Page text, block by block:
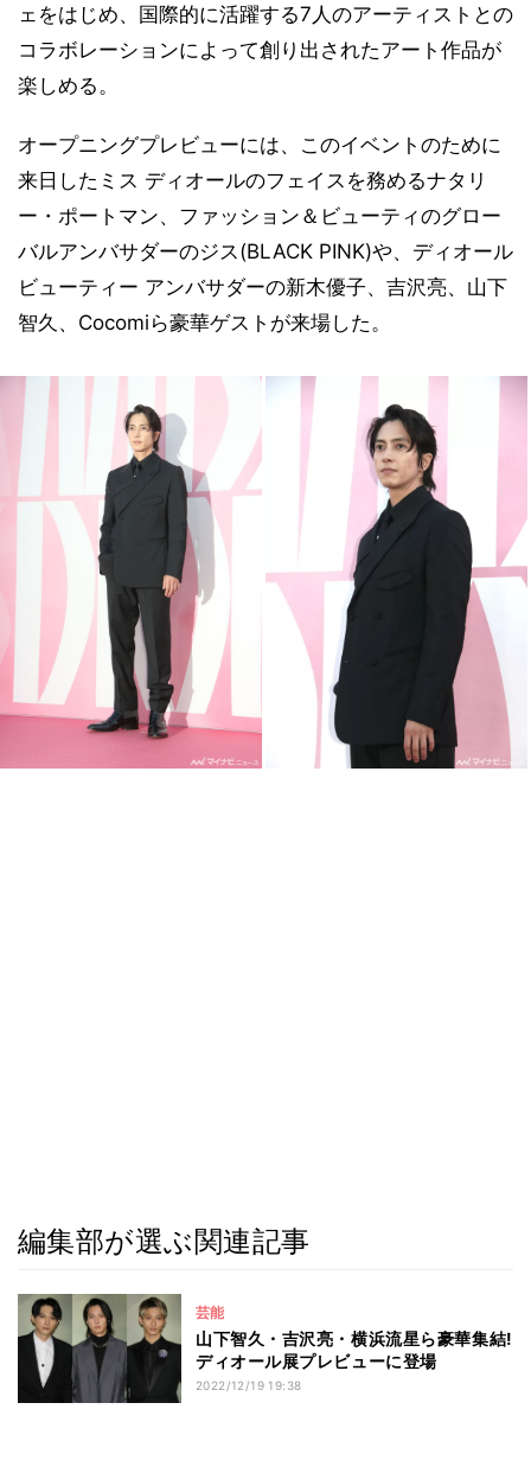
ェをはじめ、国際的に活躍する7人のアーティストとの
コラボレーションによって創り出されたアート作品が
楽しめる。
オープニングプレビューには、このイベントのために
来日したミス ディオールのフェイスを務めるナタリ
ー・ポートマン、ファッション＆ビューティのグロー
バルアンバサダーのジス(BLACK PINK)や、ディオール
ビューティー アンバサダーの新木優子、吉沢亮、山下
智久、Cocomiら豪華ゲストが来場した。
編集部が選ぶ関連記事
芸能
山下智久・吉沢亮・横浜流星ら豪華集結!
ディオール展プレビューに登場
2022/12/19 19:38